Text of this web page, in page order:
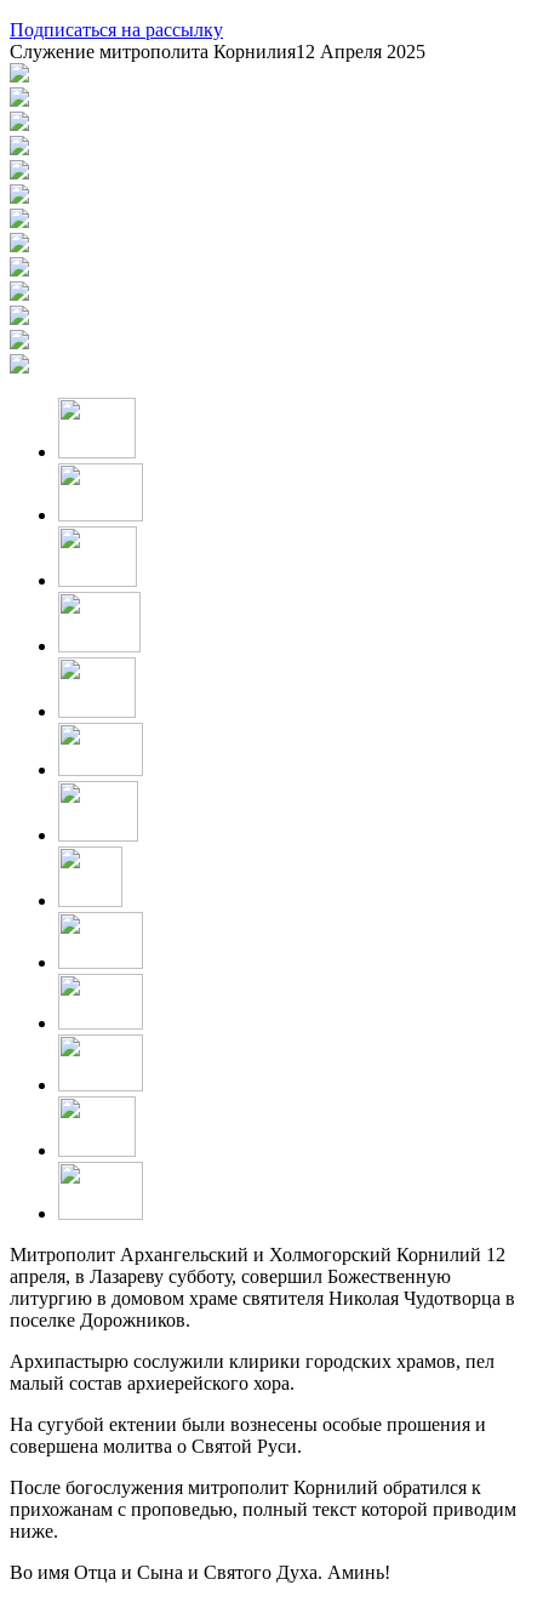
Подписаться на рассылку
Служение митрополита Корнилия12 Апреля 2025
Митрополит Архангельский и Холмогорский Корнилий 12
апреля, в Лазареву субботу, совершил Божественную
литургию в домовом храме святителя Николая Чудотворца в
поселке Дорожников.
Архипастырю сослужили клирики городских храмов, пел
малый состав архиерейского хора.
На сугубой ектении были вознесены особые прошения и
совершена молитва о Святой Руси.
После богослужения митрополит Корнилий обратился к
прихожанам с проповедью, полный текст которой приводим
ниже.
Во имя Отца и Сына и Святого Духа. Аминь!